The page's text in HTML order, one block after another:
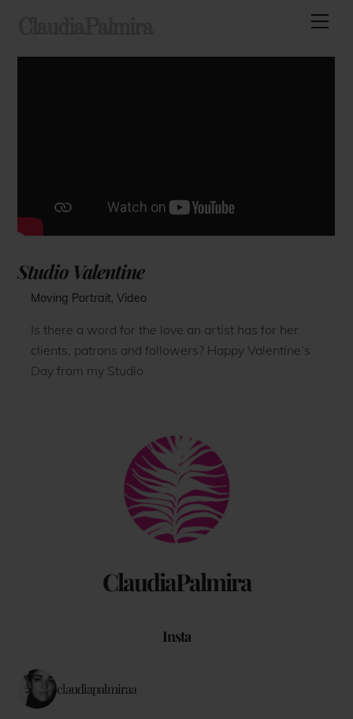
Studio Valentine
Moving Portrait, Video
Is there a word for the love an artist has for her
clients, patrons and followers? Happy Valentine’s
Day from my Studio
ClaudiaPalmira
Back
To
Top
Insta
claudiapalmiraa